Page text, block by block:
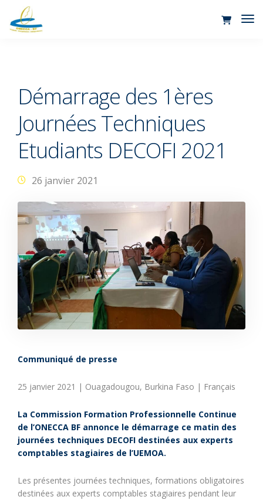
Démarrage des 1ères
Journées Techniques
Etudiants DECOFI 2021
26 janvier 2021
Communiqué de presse
25 janvier 2021 | Ouagadougou, Burkina Faso | Français
La Commission Formation Professionnelle Continue
de l’ONECCA BF annonce le démarrage ce matin des
journées techniques DECOFI destinées aux experts
comptables stagiaires de l’UEMOA.
Les présentes journées techniques, formations obligatoires
destinées aux experts comptables stagiaires pendant leur